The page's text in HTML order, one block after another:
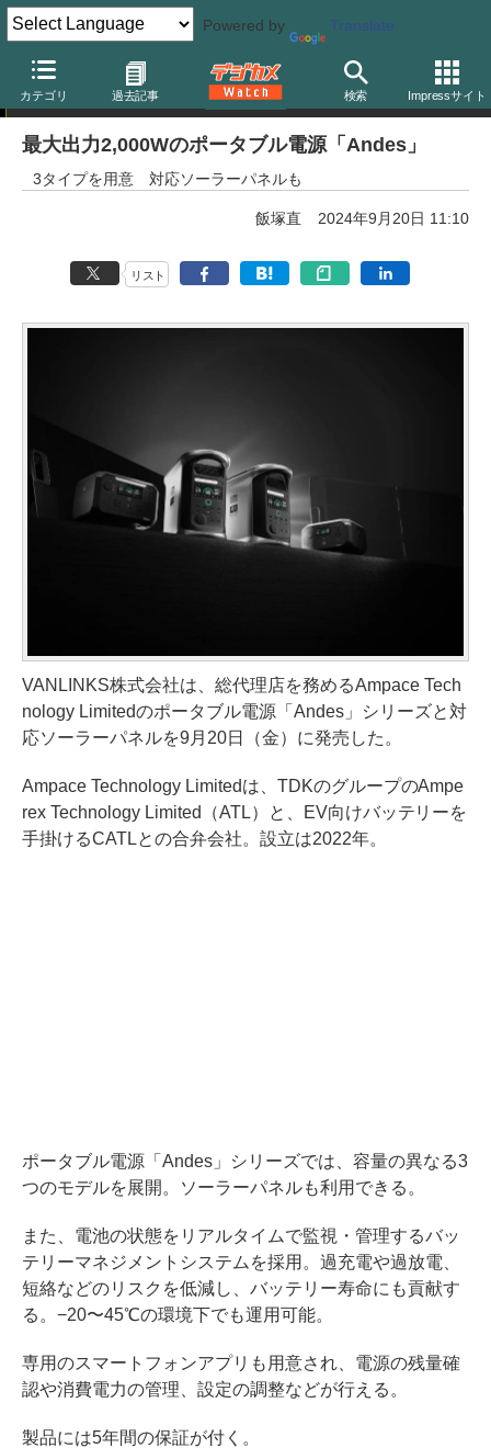
Powered by Translate
カテゴリ 過去記事 検索 Impressサイト
ニュース
最大出力2,000Wのポータブル電源「Andes」
3タイプを用意 対応ソーラーパネルも
飯塚直 2024年9月20日 11:10
リスト
VANLINKS株式会社は、総代理店を務めるAmpace Tech
nology Limitedのポータブル電源「Andes」シリーズと対
応ソーラーパネルを9月20日（金）に発売した。
Ampace Technology Limitedは、TDKのグループのAmpe
rex Technology Limited（ATL）と、EV向けバッテリーを
手掛けるCATLとの合弁会社。設立は2022年。
ポータブル電源「Andes」シリーズでは、容量の異なる3
つのモデルを展開。ソーラーパネルも利用できる。
また、電池の状態をリアルタイムで監視・管理するバッ
テリーマネジメントシステムを採用。過充電や過放電、
短絡などのリスクを低減し、バッテリー寿命にも貢献す
る。−20〜45℃の環境下でも運用可能。
専用のスマートフォンアプリも用意され、電源の残量確
認や消費電力の管理、設定の調整などが行える。
製品には5年間の保証が付く。